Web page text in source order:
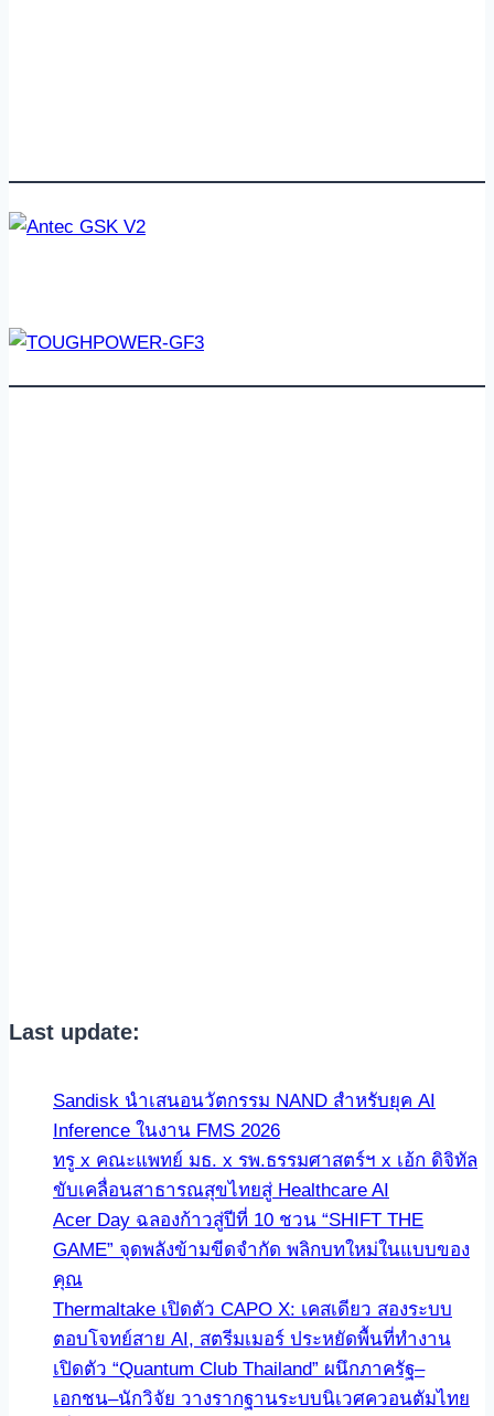
Last update:
Sandisk นำเสนอนวัตกรรม NAND สำหรับยุค AI
Inference ในงาน FMS 2026
ทรู x คณะแพทย์ มธ. x รพ.ธรรมศาสตร์ฯ x เอ้ก ดิจิทัล
ขับเคลื่อนสาธารณสุขไทยสู่ Healthcare AI
Acer Day ฉลองก้าวสู่ปีที่ 10 ชวน “SHIFT THE
GAME” จุดพลังข้ามขีดจำกัด พลิกบทใหม่ในแบบของ
คุณ
Thermaltake เปิดตัว CAPO X: เคสเดียว สองระบบ
ตอบโจทย์สาย AI, สตรีมเมอร์ ประหยัดพื้นที่ทำงาน
เปิดตัว “Quantum Club Thailand” ผนึกภาครัฐ–
เอกชน–นักวิจัย วางรากฐานระบบนิเวศควอนตัมไทย